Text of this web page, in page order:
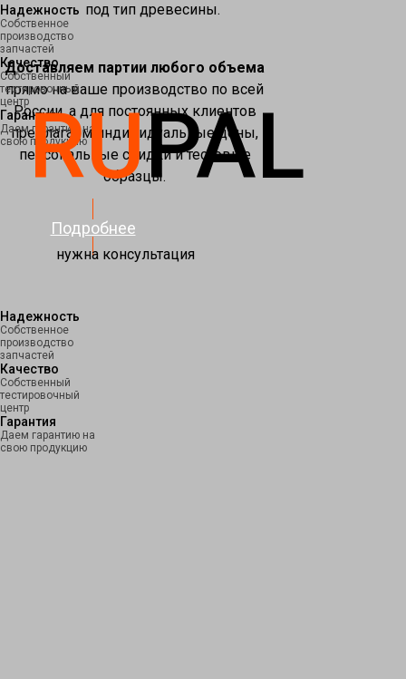
под тип древесины.
Доставляем партии любого объема
прямо на ваше производство по всей
России, а для постоянных клиентов
предлагаем индивидуальные цены,
персональные скидки и тестовые
образцы.
Надежность
Собственное
производство
запчастей
Качество
Собственный
тестировочный
центр
Гарантия
Даем гарантию на
свою продукцию
RUPAL
Подробнее
нужна консультация
Надежность
Собственное
производство
запчастей
Качество
Собственный
тестировочный
центр
Гарантия
Даем гарантию на
свою продукцию